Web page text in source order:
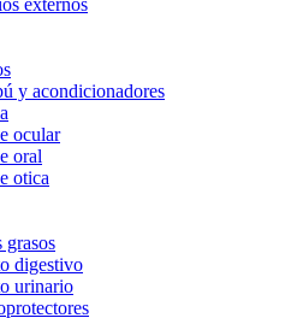
externos
y acondicionadores
ocular
oral
otica
grasos
digestivo
urinario